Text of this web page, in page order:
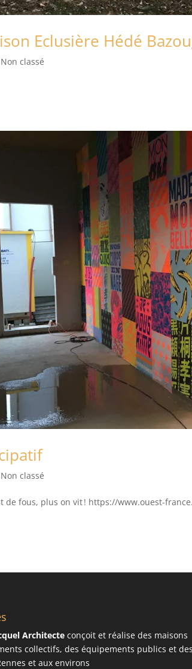
Eclusière Hédé
Non classé
Non classé
de fous, plus on vit ! https://www.ouest-
Architecte conçoit et réalise des maisons
collectifs, des équipements publics et des
et aux environs